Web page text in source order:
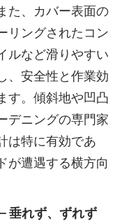
た、カバー表面の
リングされたコン
ルなど滑りやすい
、安全性と作業効
す。傾斜地や凹凸
デニングの専門家
は特に有効であ
が遭遇する横方向
垂れず、ずれず